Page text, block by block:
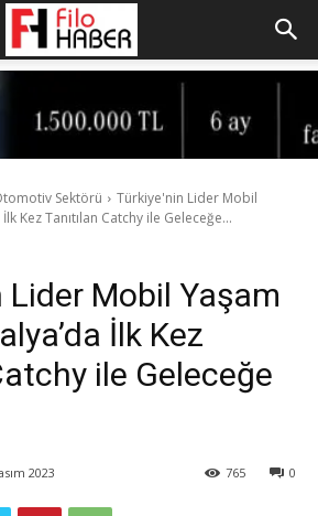
Sektörü
Türkiye'nin Lider Mobil
Kez Tanıtılan Catchy ile Geleceğe...
Lider Mobil Yaşam
İlk Kez
ile Geleceğe
2023 0
765